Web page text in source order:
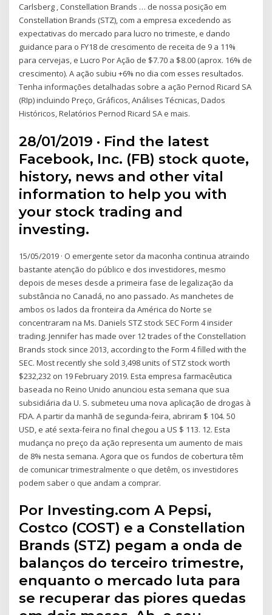
Carlsberg , Constellation Brands … de nossa posição em
Constellation Brands (STZ), com a empresa excedendo as
expectativas do mercado para lucro no trimeste, e dando
guidance para o FY18 de crescimento de receita de 9 a 11%
para cervejas, e Lucro Por Ação de $7.70 a $8.00 (aprox. 16% de
crescimento). A ação subiu +6% no dia com esses resultados.
Tenha informações detalhadas sobre a ação Pernod Ricard SA
(RIp) incluindo Preço, Gráficos, Análises Técnicas, Dados
Históricos, Relatórios Pernod Ricard SA e mais.
28/01/2019 · Find the latest
Facebook, Inc. (FB) stock quote,
history, news and other vital
information to help you with
your stock trading and
investing.
15/05/2019 · O emergente setor da maconha continua atraindo
bastante atenção do público e dos investidores, mesmo
depois de meses desde a primeira fase de legalização da
substância no Canadá, no ano passado. As manchetes de
ambos os lados da fronteira da América do Norte se
concentraram na Ms. Daniels STZ stock SEC Form 4 insider
trading. Jennifer has made over 12 trades of the Constellation
Brands stock since 2013, according to the Form 4 filled with the
SEC. Most recently she sold 3,498 units of STZ stock worth
$232,232 on 19 February 2019. Esta empresa farmacêutica
baseada no Reino Unido anunciou esta semana que sua
subsidiária da U. S. submeteu uma nova aplicação de drogas à
FDA. A partir da manhã de segunda-feira, abriram $ 104. 50
USD, e até sexta-feira no final chegou a US $ 113. 12. Esta
mudança no preço da ação representa um aumento de mais
de 8% nesta semana. Agora que os fundos de cobertura têm
de comunicar trimestralmente o que detêm, os investidores
podem saber o que andam a comprar.
Por Investing.com A Pepsi,
Costco (COST) e a Constellation
Brands (STZ) pegam a onda de
balanços do terceiro trimestre,
enquanto o mercado luta para
se recuperar das piores quedas